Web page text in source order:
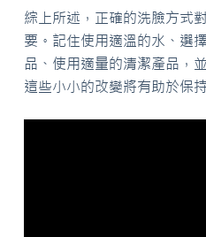
綜上所述，正確的洗臉方式
要。記住使用適溫的水、選
品、使用適量的清潔產品，
這些小小的改變將有助於保